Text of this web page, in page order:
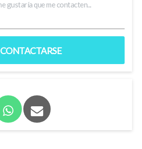
CONTACTARSE